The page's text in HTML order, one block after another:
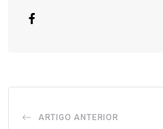
ARTIGO ANTERIOR